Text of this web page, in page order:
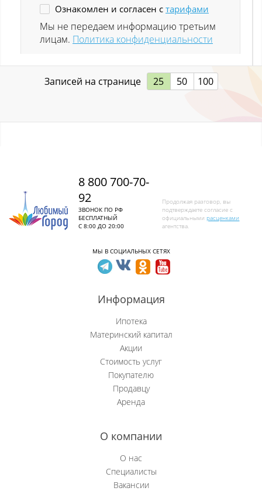
Листвяги
Лучшево с
Малиновка
Междуреченск
Мундыбаш
Мыски
Ознакомлен и согласен с тарифами
Мы не передаем информацию третьим
лицам. Политика конфиденциальности
Записей на странице 25 50 100
8 800 700-70-
92
ЗВОНОК ПО РФ
БЕСПЛАТНЫЙ
С 8:00 ДО 20:00
Продолжая разговор, вы
подтверждаете согласие с
официальнымирасценками
агентства.
МЫ В СОЦИАЛЬНЫХ СЕТЯХ
Информация
Ипотека
Материнский капитал
Акции
Стоимость услуг
Покупателю
Продавцу
Аренда
О компании
О нас
Специалисты
Вакансии